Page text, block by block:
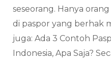
seseorang. Hanya
di paspor yang berhak
juga: Ada 3 Contoh
Indonesia, Apa Saja?